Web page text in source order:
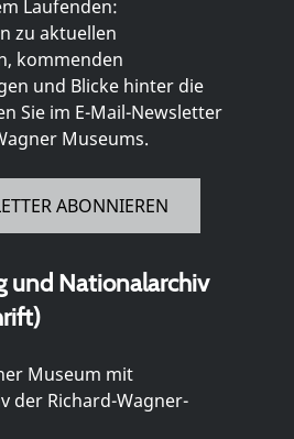
Laufenden:
zu aktuellen
kommenden
und Blicke hinter die
Sie im E-Mail-Newsletter
Museums.
ABONNIEREN
und Nationalarchiv
Museum mit
der Richard-Wagner-